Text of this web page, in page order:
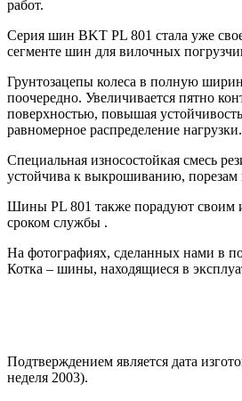
работ.
Серия шин BKT PL 801 стала уже
сегменте шин для вилочных
Грунтозацепы колеса в полную
поочередно. Увеличивается пятно
поверхностью, повышая
равномерное распределение нагрузки.
Специальная износостойкая смесь
устойчива к выкрошиванию, порезам
Шины PL 801 также порадуют своим
сроком службы .
На фотографиях, сделанных нами в
Котка – шины, находящиеся в
Подтверждением является дата
неделя 2003).